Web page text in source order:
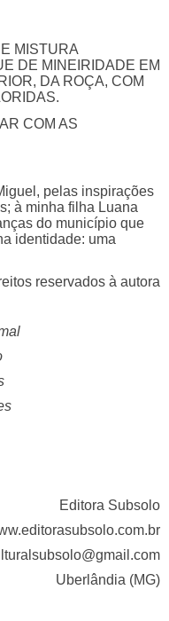
MISTURA
DE MINEIRIDADE EM
DA ROÇA, COM
COM AS
pelas inspirações
à minha filha Luana
do município que
identidade: uma
reservados à autora
Editora Subsolo
Uberlândia (MG)